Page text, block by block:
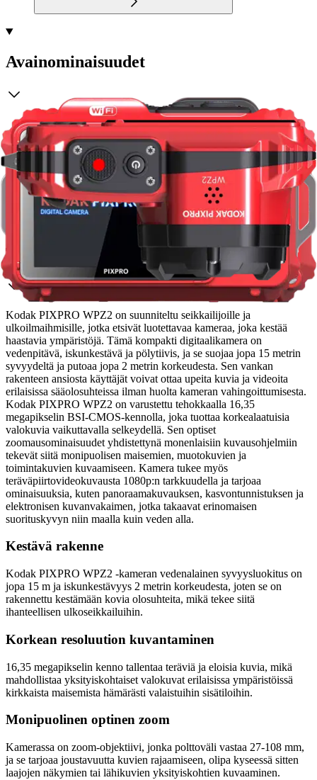
Avainominaisuudet
Vedenpitävä ja iskunkestävä rakenne, joka soveltuu
vedenalaiseen käyttöön
16,35 megapikselin BSI-CMOS-kenno tuottaa korkealaatuisia
Optinen zoom-objektiivi monipuolisiin kuvausvaihtoehtoihin
Useita kuvausohjelmia erilaisiin kuvaustilanteisiin
HD-videokuvausominaisuudet 1080p:n tarkkuudella
Tuotekuvaus
Kodak PIXPRO WPZ2 on suunniteltu seikkailijoille ja
ulkoilmaihmisille, jotka etsivät luotettavaa kameraa, joka kestää
haastavia ympäristöjä. Tämä kompakti digitaalikamera on
vedenpitävä, iskunkestävä ja pölytiivis, ja se suojaa jopa 15 metrin
syvyydeltä ja putoaa jopa 2 metrin korkeudesta. Sen vankan
rakenteen ansiosta käyttäjät voivat ottaa upeita kuvia ja videoita
erilaisissa sääolosuhteissa ilman huolta kameran vahingoittumisesta.
Kodak PIXPRO WPZ2 on varustettu tehokkaalla 16,35
megapikselin BSI-CMOS-kennolla, joka tuottaa korkealaatuisia
valokuvia vaikuttavalla selkeydellä. Sen optiset
zoomausominaisuudet yhdistettynä monenlaisiin kuvausohjelmiin
tekevät siitä monipuolisen maisemien, muotokuvien ja
toimintakuvien kuvaamiseen. Kamera tukee myös
teräväpiirtovideokuvausta 1080p:n tarkkuudella ja tarjoaa
ominaisuuksia, kuten panoraamakuvauksen, kasvontunnistuksen ja
elektronisen kuvanvakaimen, jotka takaavat erinomaisen
suorituskyvyn niin maalla kuin veden alla.
Kestävä rakenne
Kodak PIXPRO WPZ2 -kameran vedenalainen syvyysluokitus on
jopa 15 m ja iskunkestävyys 2 metrin korkeudesta, joten se on
rakennettu kestämään kovia olosuhteita, mikä tekee siitä
ihanteellisen ulkoseikkailuihin.
Korkean resoluution kuvantaminen
16,35 megapikselin kenno tallentaa teräviä ja eloisia kuvia, mikä
mahdollistaa yksityiskohtaiset valokuvat erilaisissa ympäristöissä
kirkkaista maisemista hämärästi valaistuihin sisätiloihin.
Monipuolinen optinen zoom
Kamerassa on zoom-objektiivi, jonka polttoväli vastaa 27-108 mm,
ja se tarjoaa joustavuutta kuvien rajaamiseen, olipa kyseessä sitten
laajojen näkymien tai lähikuvien yksityiskohtien kuvaaminen.